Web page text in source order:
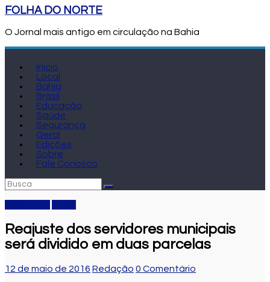
FOLHA DO NORTE
O Jornal mais antigo em circulação na Bahia
Início
Local
Bahia
Brasil
Educação
Saúde
Segurança
Geral
Edições
Sobre
Fale Conosco
Reajuste dos servidores municipais
será dividido em duas parcelas
12 de maio de 2016 Redação 0 Comentário